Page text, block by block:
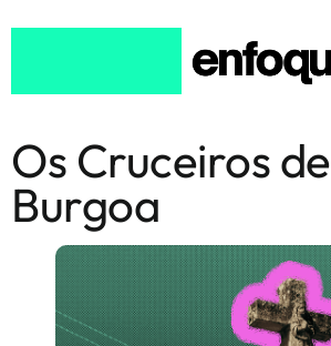
Os Cruceiros de
Burgoa